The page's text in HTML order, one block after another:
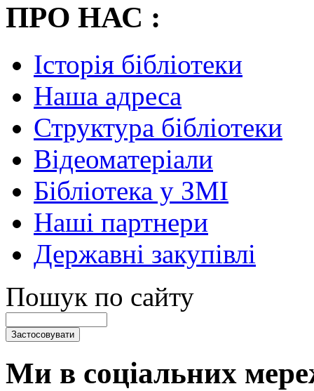
ПРО НАС :
Історія бібліотеки
Наша адреса
Структура бібліотеки
Відеоматеріали
Бібліотека у ЗМІ
Наші партнери
Державні закупівлі
Пошук по сайту
Ми в соціальних